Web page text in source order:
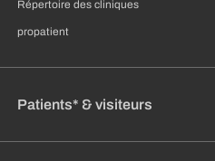
Répertoire des cliniques
propatient
Patients* & visiteurs